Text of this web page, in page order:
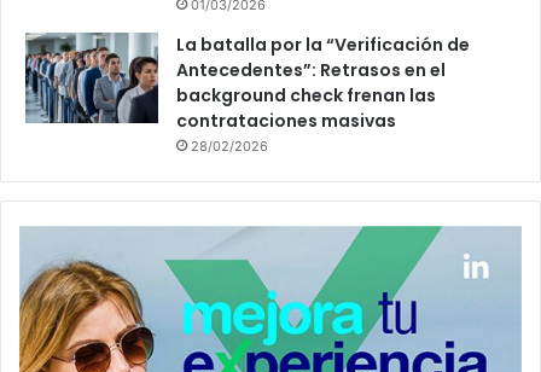
01/03/2026
La batalla por la “Verificación de
Antecedentes”: Retrasos en el
background check frenan las
contrataciones masivas
28/02/2026